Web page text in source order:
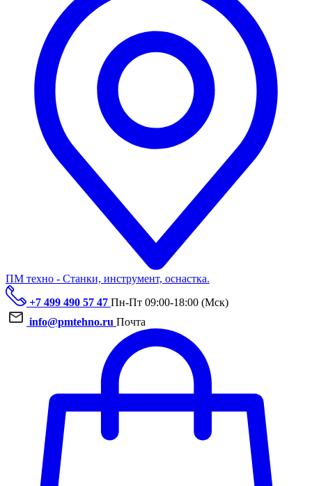
ПМ техно - Станки, инструмент, оснастка.
+7 499 490 57 47 Пн-Пт 09:00-18:00 (Мск)
info@pmtehno.ru Почта